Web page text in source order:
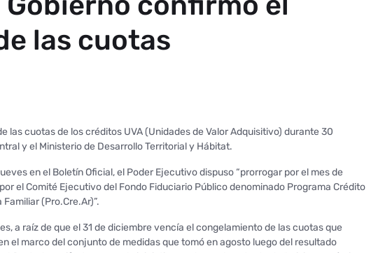
las cuotas
las cuotas de los créditos UVA (Unidades de Valor Adquisitivo) durante 30
y el Ministerio de Desarrollo Territorial y Hábitat.
en el Boletín Oficial, el Poder Ejecutivo dispuso “prorrogar por el mes de
el Comité Ejecutivo del Fondo Fiduciario Público denominado Programa Crédito
(Pro.Cre.Ar)”.
a raíz de que el 31 de diciembre vencía el congelamiento de las cuotas que
el marco del conjunto de medidas que tomó en agosto luego del resultado